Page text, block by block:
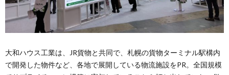
大和ハウス工業は、JR貨物と共同で、札幌の貨物ターミナル駅構内
で開発した物件など、各地で展開している物流施設をPR。全国規模